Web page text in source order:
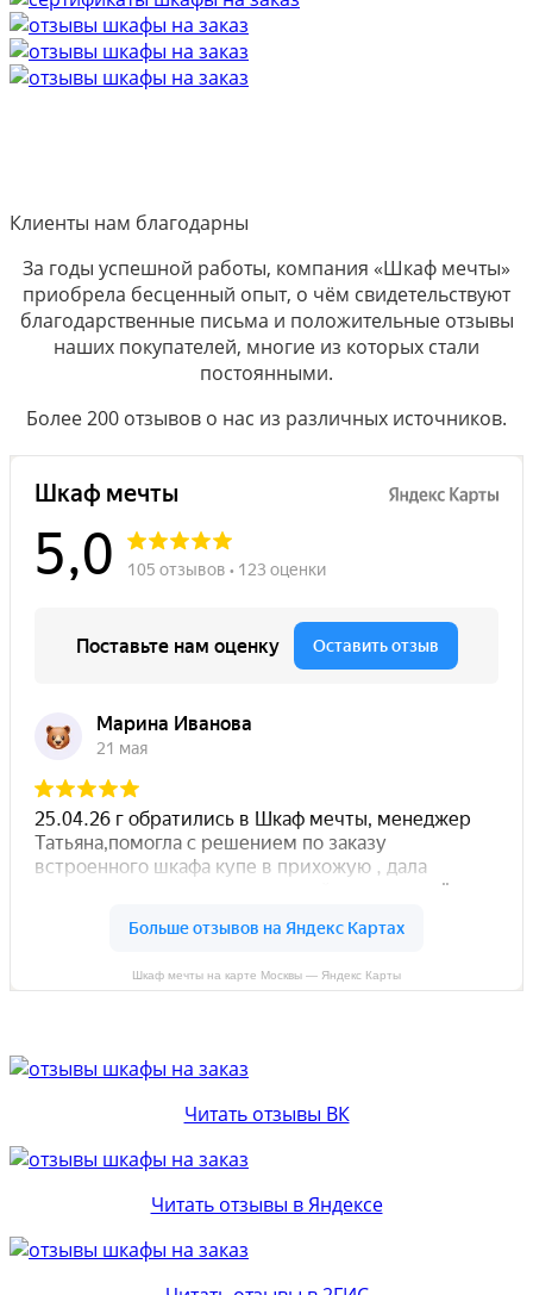
Клиенты нам благодарны
За годы успешной работы, компания «Шкаф мечты»
приобрела бесценный опыт, о чём свидетельствуют
благодарственные письма и положительные отзывы
наших покупателей, многие из которых стали
постоянными.
Более 200 отзывов о нас из различных источников.
Шкаф мечты на карте Москвы — Яндекс Карты
Читать отзывы ВК
Читать отзывы в Яндексе